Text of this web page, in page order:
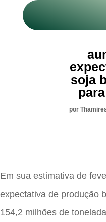
soja
por
Em sua estimativa de
expectativa de produção
154,2 milhões de